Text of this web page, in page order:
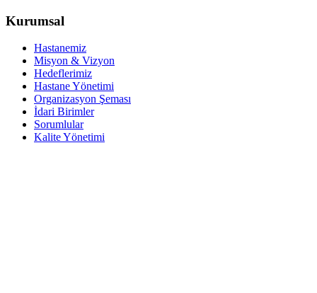
Kurumsal
Hastanemiz
Misyon & Vizyon
Hedeflerimiz
Hastane Yönetimi
Organizasyon Şeması
İdari Birimler
Sorumlular
Kalite Yönetimi